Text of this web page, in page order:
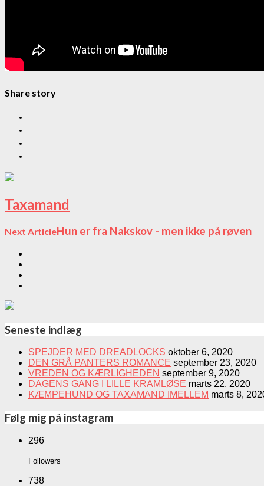
Share story
Taxamand
Next ArticleHun er fra Nakskov - men ikke på røven
Seneste indlæg
SPEJDER MED DREADLOCKS oktober 6, 2020
DEN GRÅ PANTERS ROMANCE september 23, 2020
VREDEN OG KÆRLIGHEDEN september 9, 2020
DAGENS GANG I LILLE KRAMLØSE marts 22, 2020
KÆMPEHUND OG TAXAMAND IMELLEM marts 8,
Følg mig på instagram
296
Followers
738